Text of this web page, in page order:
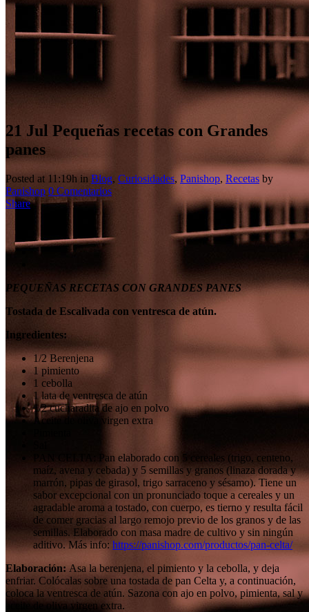
21 Jul Pequeñas recetas con Grandes
panes
Posted at 11:19h in Blog, Curiosidades, Panishop, Recetas by
Panishop 0 Comentarios
Share
PEQUEÑAS RECETAS CON GRANDES PANES
Tostada de Escalivada con ventresca de atún.
Ingredientes:
1/2 Berenjena
1 pimiento
1 cebolla
1 lata de ventresca de atún
1/2 cucharadita de ajo en polvo
Aceite de oliva virgen extra
PAN CELTA: Pan elaborado con 5 cereales (trigo, centeno,
maíz, avena y cebada) y 5 semillas y granos (linaza dorada y
marrón, pipas de girasol, trigo sarraceno y sésamo). Tiene un
sabor excepcional con un pronunciado toque a cereales y un
agradable aroma a tostado, con cuerpo, es tierno y resulta fácil
de comer gracias al largo remojo previo de los granos y de las
semillas. Elaborado con masa madre de cultivo y sin ningún
aditivo. Más info: https://panishop.com/productos/pan-celta/
Elaboración: Asa la berenjena, el pimiento y la cebolla, y deja
enfriar. Colócalas sobre una tostada de pan Celta y, a continuación,
coloca la ventresca de atún. Sazona con ajo en polvo, pimienta, sal y
aceite de oliva virgen extra.